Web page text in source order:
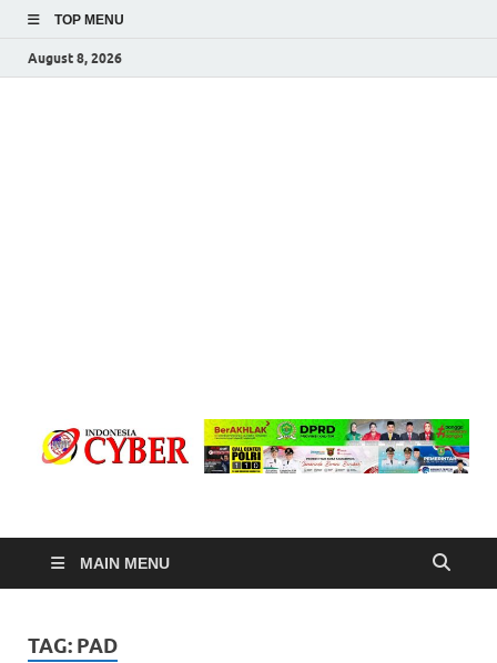
TOP MENU
August 8, 2026
Indonesia Cyber
MAIN MENU
TAG: PAD